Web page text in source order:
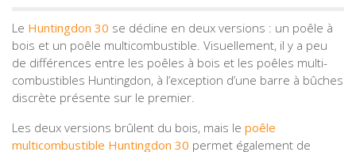
Le Huntingdon 30 se décline en deux versions : un poêle à
bois et un poêle multicombustible. Visuellement, il y a peu
de différences entre les poêles à bois et les poêles multi-
combustibles Huntingdon, à l’exception d’une barre à bûches
discrète présente sur le premier.
Les deux versions brûlent du bois, mais le poêle
multicombustible Huntingdon 30 permet également de